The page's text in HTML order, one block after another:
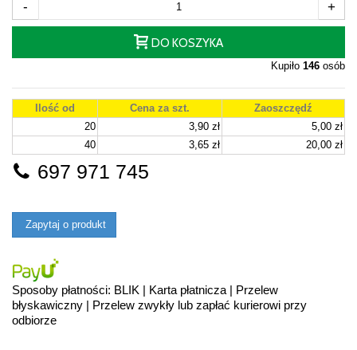
- +
DO KOSZYKA
Kupiło 146 osób
Ilość od Cena za szt.
Zaoszczędź
20
3,90 zł
5,00 zł
40
3,65 zł 20,00 zł
697 971 745
Zapytaj o produkt
Sposoby płatności: BLIK | Karta płatnicza | Przelew
błyskawiczny | Przelew zwykły lub zapłać kurierowi przy
odbiorze